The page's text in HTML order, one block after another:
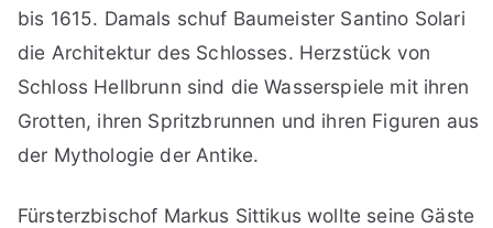
bis 1615. Damals schuf Baumeister Santino Solari
die Architektur des Schlosses. Herzstück von
Schloss Hellbrunn sind die Wasserspiele mit ihren
Grotten, ihren Spritzbrunnen und ihren Figuren aus
der Mythologie der Antike.
Fürsterzbischof Markus Sittikus wollte seine Gäste